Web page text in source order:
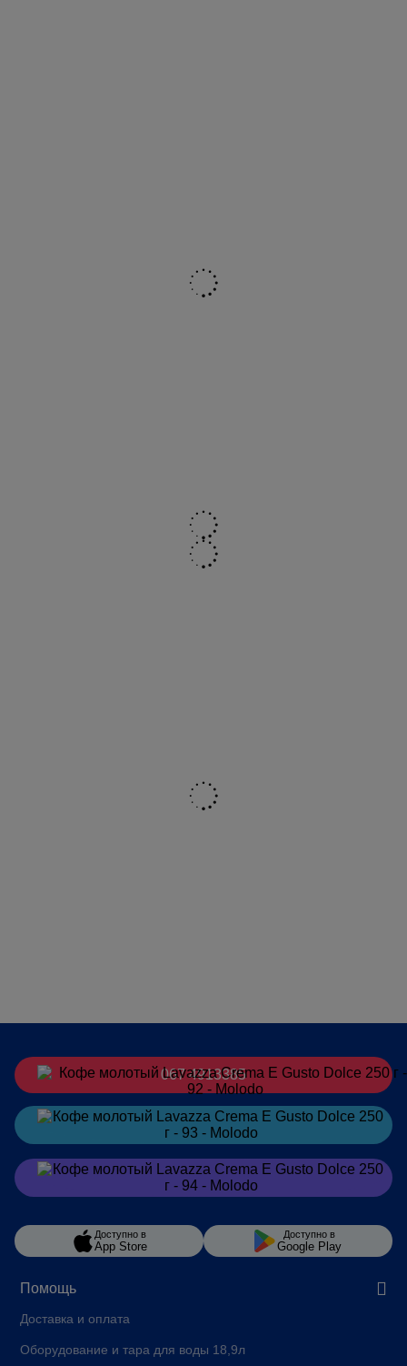
Помощь
Доставка и оплата
Оборудование и тара для воды 18,9л
067 4913385
Заказатьв Telegram
Заказатьв Viber
Доступно в
App Store
Доступно в
Google Play